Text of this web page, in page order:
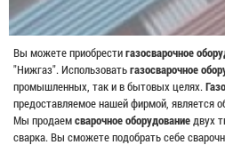
Вы можете приобрестигазосварочное
"Нижгаз". Использоватьгазосварочное
промышленных, так и в бытовых целях.
предоставляемое нашей фирмой, является
Мы продаемсварочное оборудование двух
сварка. Вы сможете подобрать себе